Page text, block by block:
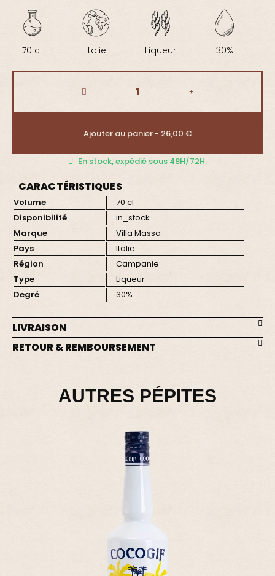
70 cl Italie Liqueur 30%
Ajouter au panier - 26,00 €
En stock, expédié sous 48H/72H.
CARACTÉRISTIQUES
Volume
70 cl
Disponibilité
in_stock
Marque
Villa Massa
Pays
Italie
Région
Campanie
Type
Liqueur
Degré
30%
LIVRAISON
RETOUR & REMBOURSEMENT
AUTRES PÉPITES
LIQUEURS DE FRUITS